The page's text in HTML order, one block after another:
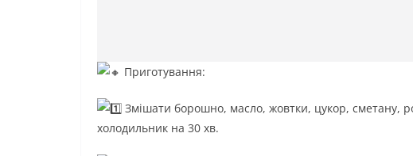
Приготування:
Змішати борошно, масло, жовтки, цукор, сметану,
холодильник на 30 хв.